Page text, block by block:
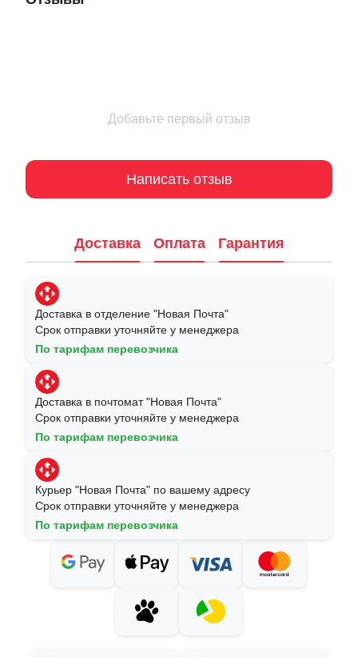
Добавьте первый отзыв
Написать отзыв
Доставка Оплата Гарантия
Доставка в отделение "Новая Почта"
Срок отправки уточняйте у менеджера
По тарифам перевозчика
Доставка в почтомат "Новая Почта"
Срок отправки уточняйте у менеджера
По тарифам перевозчика
Курьер "Новая Почта" по вашему адресу
Срок отправки уточняйте у менеджера
По тарифам перевозчика